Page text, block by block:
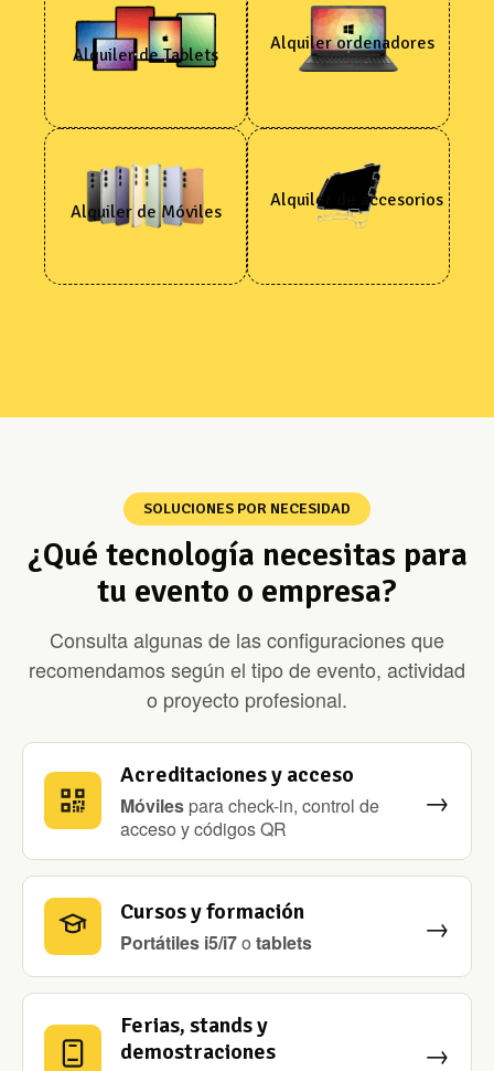
Alquiler de Tablets
Alquiler ordenadores
Alquiler de Móviles
Alquiler de accesorios
SOLUCIONES POR NECESIDAD
¿Qué tecnología necesitas para
tu evento o empresa?
Consulta algunas de las configuraciones que
recomendamos según el tipo de evento, actividad
o proyecto profesional.
Acreditaciones y acceso
Móviles para check-in, control de
acceso y códigos QR
→
Cursos y formación
Portátiles i5/i7o tablets →
Ferias, stands y
demostraciones
→